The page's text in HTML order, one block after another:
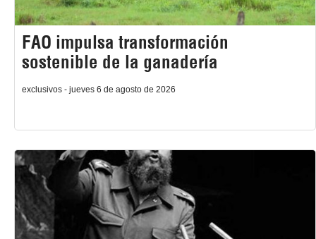
FAO impulsa transformación
sostenible de la ganadería
exclusivos - jueves 6 de agosto de 2026